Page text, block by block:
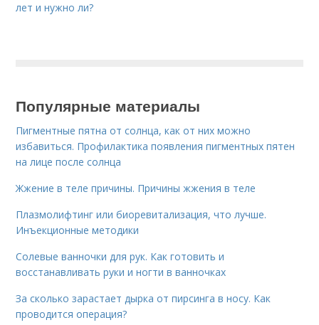
лет и нужно ли?
Популярные материалы
Пигментные пятна от солнца, как от них можно
избавиться. Профилактика появления пигментных пятен
на лице после солнца
Жжение в теле причины. Причины жжения в теле
Плазмолифтинг или биоревитализация, что лучше.
Инъекционные методики
Солевые ванночки для рук. Как готовить и
восстанавливать руки и ногти в ванночках
За сколько зарастает дырка от пирсинга в носу. Как
проводится операция?